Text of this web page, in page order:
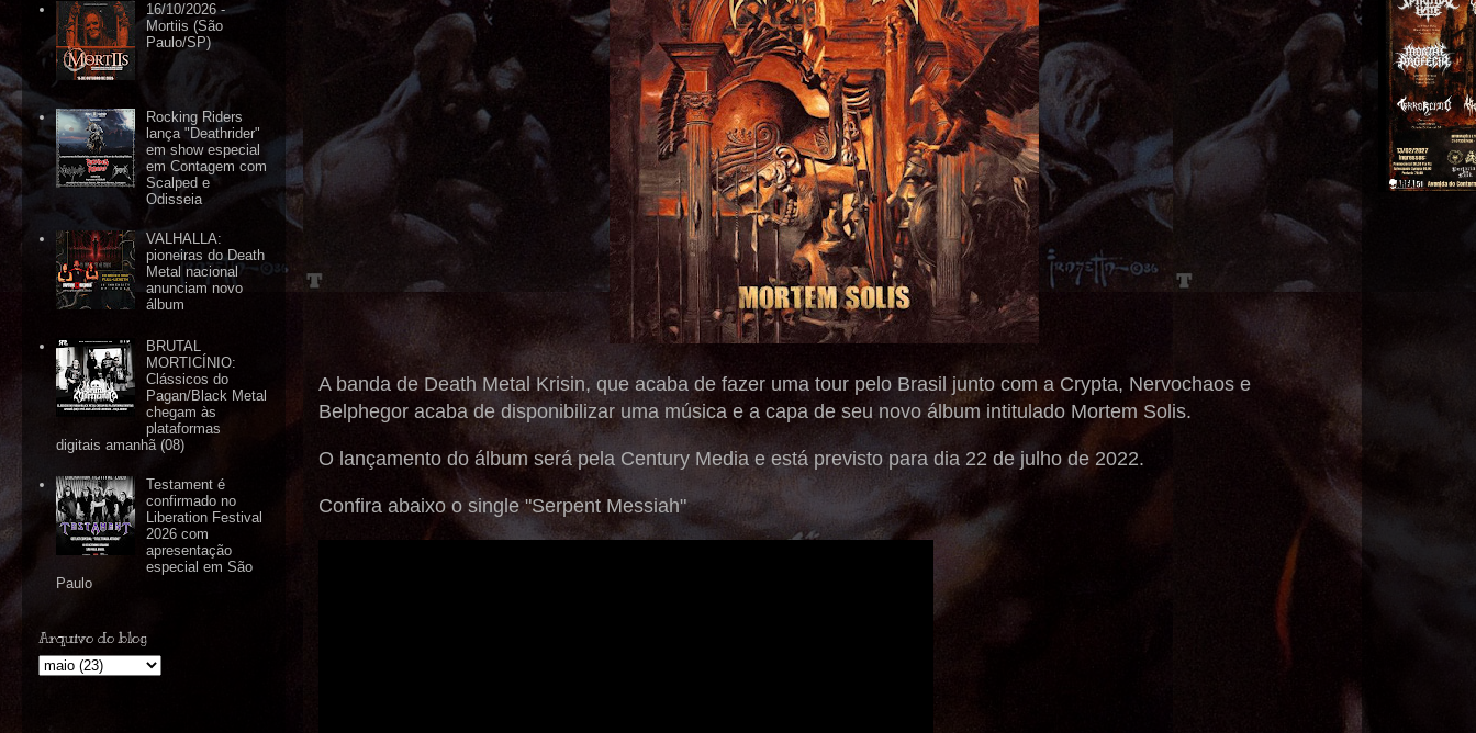
A banda de Death Metal Krisin, que acaba de fazer uma tour pelo Brasil junto com a Crypta, Nervochaos e
Belphegor acaba de disponibilizar uma música e a capa de seu novo álbum intitulado Mortem Solis.
O lançamento do álbum será pela Century Media e está previsto para dia 22 de julho de 2022.
Confira abaixo o single "Serpent Messiah"
16/10/2026 -
Mortiis (São
Paulo/SP)
Rocking Riders
lança "Deathrider"
em show especial
em Contagem com
Scalped e
Odisseia
VALHALLA:
pioneiras do Death
Metal nacional
anunciam novo
álbum
BRUTAL
MORTICÍNIO:
Clássicos do
Pagan/Black Metal
chegam às
plataformas
digitais amanhã (08)
Testament é
confirmado no
Liberation Festival
2026 com
apresentação
especial em São
Paulo
Arquivo do blog